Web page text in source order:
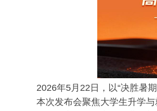
2026年5月22日，以“决胜暑
本次发布会聚焦大学生升学